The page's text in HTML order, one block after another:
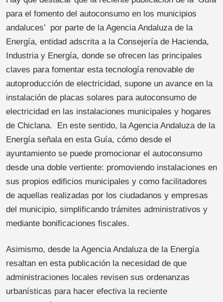
para el fomento del autoconsumo en los municipios
andaluces’ por parte de la Agencia Andaluza de la
Energía, entidad adscrita a la Consejería de Hacienda,
Industria y Energía, donde se ofrecen las principales
claves para fomentar esta tecnología renovable de
autoproducción de electricidad, supone un avance en la
instalación de placas solares para autoconsumo de
electricidad en las instalaciones municipales y hogares
de Chiclana. En este sentido, la Agencia Andaluza de la
Energía señala en esta Guía, cómo desde el
ayuntamiento se puede promocionar el autoconsumo
desde una doble vertiente: promoviendo instalaciones en
sus propios edificios municipales y como facilitadores
de aquellas realizadas por los ciudadanos y empresas
del municipio, simplificando trámites administrativos y
mediante bonificaciones fiscales.
Asimismo, desde la Agencia Andaluza de la Energía
resaltan en esta publicación la necesidad de que
administraciones locales revisen sus ordenanzas
urbanísticas para hacer efectiva la reciente